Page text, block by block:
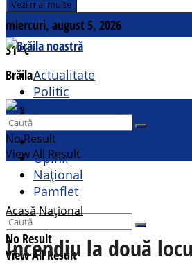
Vezi mai multe
miercuri, august 5, 2026
31°c
Brăila
Contact
Actualitate
Politic
Cultural
Opinii
Național
Pamflet
No Result
View All Result
No Result
View All Result
AcasăNațional
Incendiu la două